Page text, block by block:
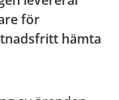
för
hämta